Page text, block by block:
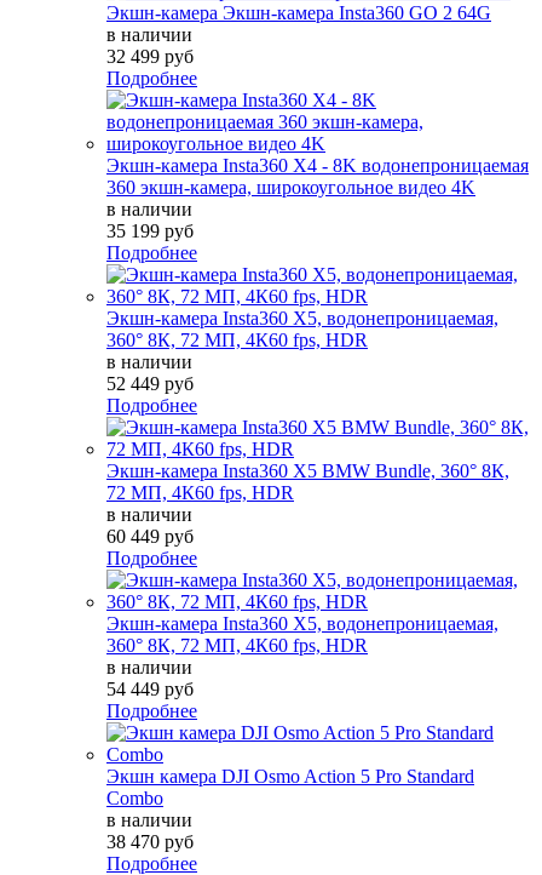
Экшн-камера Экшн-камера Insta360 GO 2 64G
в наличии
32 499 руб
Подробнее
Экшн-камера Insta360 X4 - 8K водонепроницаемая
360 экшн-камера, широкоугольное видео 4K
в наличии
35 199 руб
Подробнее
Экшн-камера Insta360 X5, водонепроницаемая,
360° 8К, 72 МП, 4К60 fps, HDR
в наличии
52 449 руб
Подробнее
Экшн-камера Insta360 X5 BMW Bundle, 360° 8К,
72 МП, 4К60 fps, HDR
в наличии
60 449 руб
Подробнее
Экшн-камера Insta360 X5, водонепроницаемая,
360° 8К, 72 МП, 4К60 fps, HDR
в наличии
54 449 руб
Подробнее
Экшн камера DJI Osmo Action 5 Pro Standard
Combo
в наличии
38 470 руб
Подробнее